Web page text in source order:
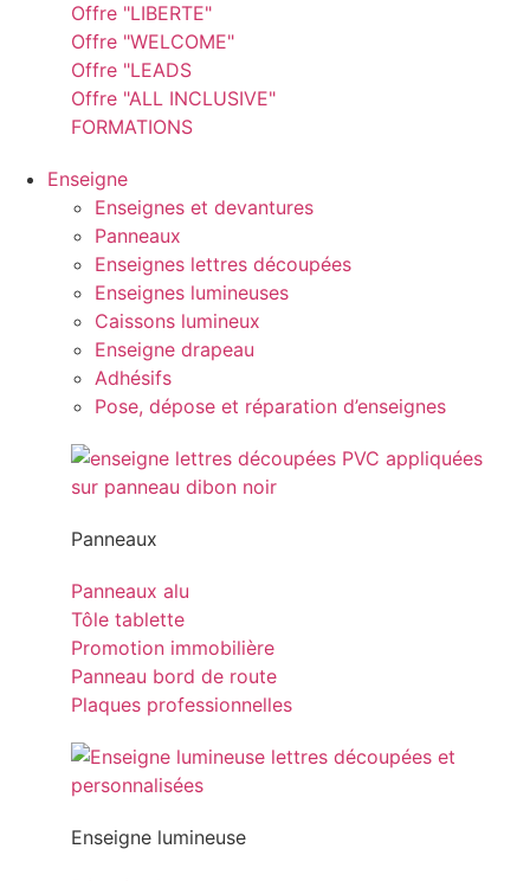
Offre "LIBERTE"
Offre "WELCOME"
Offre "LEADS
Offre "ALL INCLUSIVE"
FORMATIONS
Enseigne
Enseignes et devantures
Panneaux
Enseignes lettres découpées
Enseignes lumineuses
Caissons lumineux
Enseigne drapeau
Adhésifs
Pose, dépose et réparation d’enseignes
Panneaux
Panneaux alu
Tôle tablette
Promotion immobilière
Panneau bord de route
Plaques professionnelles
Enseigne lumineuse